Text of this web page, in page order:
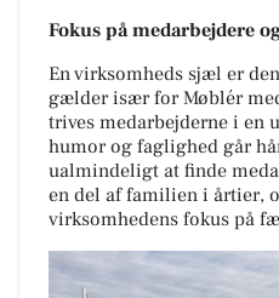
Fokus på medarbejdere
En virksomheds sjæl er
gælder især for Møblér
trives medarbejderne i en
humor og faglighed går
ualmindeligt at finde
en del af familien i årtier,
virksomhedens fokus på